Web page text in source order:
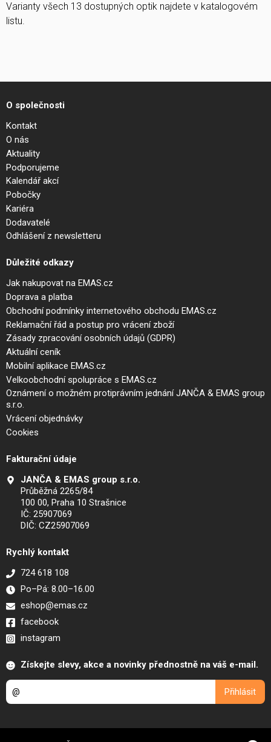
Varianty všech 13 dostupných optik najdete v katalogovém
listu.
O společnosti
Kontakt
O nás
Aktuality
Podporujeme
Kalendář akcí
Pobočky
Kariéra
Dodavatelé
Odhlášení z newsletteru
Důležité odkazy
Jak nakupovat na EMAS.cz
Doprava a platba
Obchodní podmínky internetového obchodu EMAS.cz
Reklamační řád a postup pro vrácení zboží
Zásady zpracování osobních údajů (GDPR)
Aktuální ceník
Mobilní aplikace EMAS.cz
Velkoobchodní spolupráce s EMAS.cz
Oznámení o možném protiprávním jednání JANČA & EMAS group
s.r.o.
Vrácení objednávky
Cookies
Fakturační údaje
JANČA & EMAS group s.r.o.
Průběžná 2265/84
100 00, Praha 10 Strašnice
IČ: 25907069
DIČ: CZ25907069
Rychlý kontakt
724 618 108
Po–Pá: 8.00–16.00
eshop@emas.cz
facebook
instagram
Získejte slevy, akce a novinky přednostně na váš e-mail.